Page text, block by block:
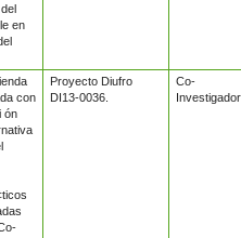
en
con
ón
Proyecto Diufro
DI13-0036.
Co-
Investigador